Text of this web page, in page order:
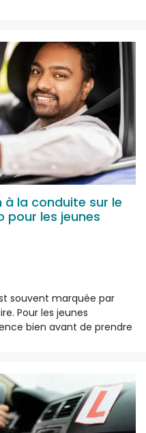
à la conduite sur le
pour les jeunes
souvent marquée par
Pour les jeunes
bien avant de prendre